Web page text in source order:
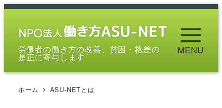
メ
労働者の働き方の改善、貧困・格差の
是正に寄与します
MENU
ホーム ASU-NETとは